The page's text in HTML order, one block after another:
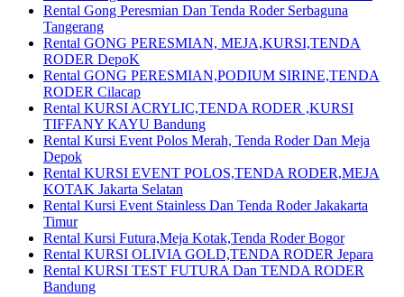
Rental Gong Peresmian Dan Tenda Roder Serbaguna
Tangerang
Rental GONG PERESMIAN, MEJA,KURSI,TENDA
RODER DepoK
Rental GONG PERESMIAN,PODIUM SIRINE,TENDA
RODER Cilacap
Rental KURSI ACRYLIC,TENDA RODER ,KURSI
TIFFANY KAYU Bandung
Rental Kursi Event Polos Merah, Tenda Roder Dan Meja
Depok
Rental KURSI EVENT POLOS,TENDA RODER,MEJA
KOTAK Jakarta Selatan
Rental Kursi Event Stainless Dan Tenda Roder Jakakarta
Timur
Rental Kursi Futura,Meja Kotak,Tenda Roder Bogor
Rental KURSI OLIVIA GOLD,TENDA RODER Jepara
Rental KURSI TEST FUTURA Dan TENDA RODER
Bandung